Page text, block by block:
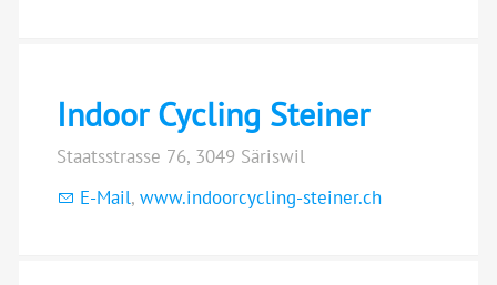
Indoor Cycling Steiner
Staatsstrasse 76, 3049 Säriswil
E-Mail, www.indoorcycling-steiner.ch